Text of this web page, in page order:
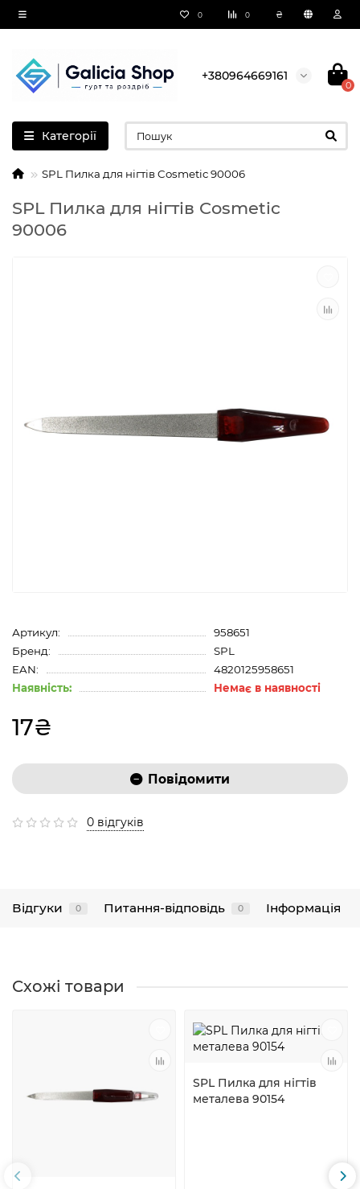
0 0 ₴
+380964669161
0
Категорії
SPL Пилка для нігтів Cosmetic 90006
SPL Пилка для нігтів Cosmetic
90006
Артикул:
958651
Бренд:
SPL
EAN:
4820125958651
Наявність:
Немає в наявності
17₴
Повідомити
0 відгуків
Відгуки 0 Питання-відповідь 0 Інформація
Схожі товари
SPL Пилка для нігтів
металева 90154